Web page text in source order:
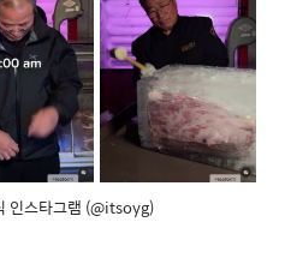
인스타그램 (@itsoyg)